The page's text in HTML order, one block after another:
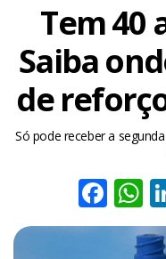
Tem 40
Saiba
de
Só pode receber a